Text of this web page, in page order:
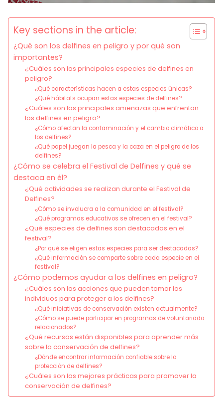
Key sections in the article:
¿Qué son los delfines en peligro y por qué son
importantes?
¿Cuáles son las principales especies de delfines en
peligro?
¿Qué características hacen a estas especies únicas?
¿Qué hábitats ocupan estas especies de delfines?
¿Cuáles son las principales amenazas que enfrentan
los delfines en peligro?
¿Cómo afectan la contaminación y el cambio climático a
los delfines?
¿Qué papel juegan la pesca y la caza en el peligro de los
delfines?
¿Cómo se celebra el Festival de Delfines y qué se
destaca en él?
¿Qué actividades se realizan durante el Festival de
Delfines?
¿Cómo se involucra a la comunidad en el festival?
¿Qué programas educativos se ofrecen en el festival?
¿Qué especies de delfines son destacadas en el
festival?
¿Por qué se eligen estas especies para ser destacadas?
¿Qué información se comparte sobre cada especie en el
festival?
¿Cómo podemos ayudar a los delfines en peligro?
¿Cuáles son las acciones que pueden tomar los
individuos para proteger a los delfines?
¿Qué iniciativas de conservación existen actualmente?
¿Cómo se puede participar en programas de voluntariado
relacionados?
¿Qué recursos están disponibles para aprender más
sobre la conservación de delfines?
¿Dónde encontrar información confiable sobre la
protección de delfines?
¿Cuáles son las mejores prácticas para promover la
conservación de delfines?